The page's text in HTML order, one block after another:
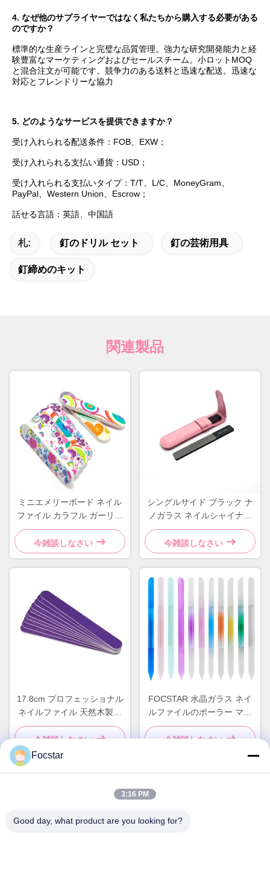
4. なぜ他のサプライヤーではなく私たちから購入する必要がある
のですか？
標準的な生産ラインと完璧な品質管理。強力な研究開発能力と経
験豊富なマーケティングおよびセールスチーム。小ロットMOQ
と混合注文が可能です。競争力のある送料と迅速な配送。迅速な
対応とフレンドリーな協力
5. どのようなサービスを提供できますか？
受け入れられる配送条件：FOB、EXW；
受け入れられる支払い通貨：USD；
受け入れられる支払いタイプ：T/T、L/C、MoneyGram、
PayPal、Western Union、Escrow；
話せる言語：英語、中国語
札: 釘のドリル セット 釘の芸術用具
釘締めのキット
関連製品
ミニエメリーボード ネイル
ファイル カラフル ガーリー
フラワーデザイン 耐久性の
あるスポンジ素材
今雑談しなさい
シングルサイド ブラック ナ
ノガラス ネイルシャイナー
革ケース付き プライベート
レーベル クリスタルファイ
ラー
今雑談しなさい
17.8cm プロフェッショナル
ネイルファイル 天然木製ネ
イルファイル 両面
今雑談しなさい
FOCSTAR 水晶ガラス ネイ
ルファイルのポーラー マニ
キュアペン 透明色彩シリン
ダー
今雑談しなさい
Focstar
3:16 PM
Good day, what product are you looking for?